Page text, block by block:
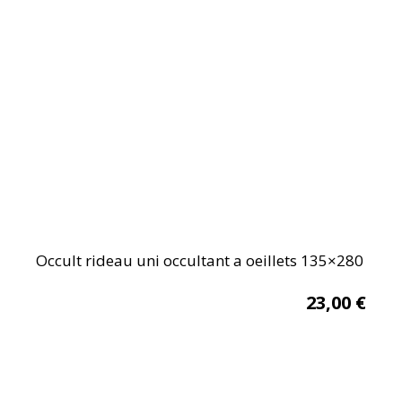
Occult rideau uni occultant a oeillets 135×280
23,00 €